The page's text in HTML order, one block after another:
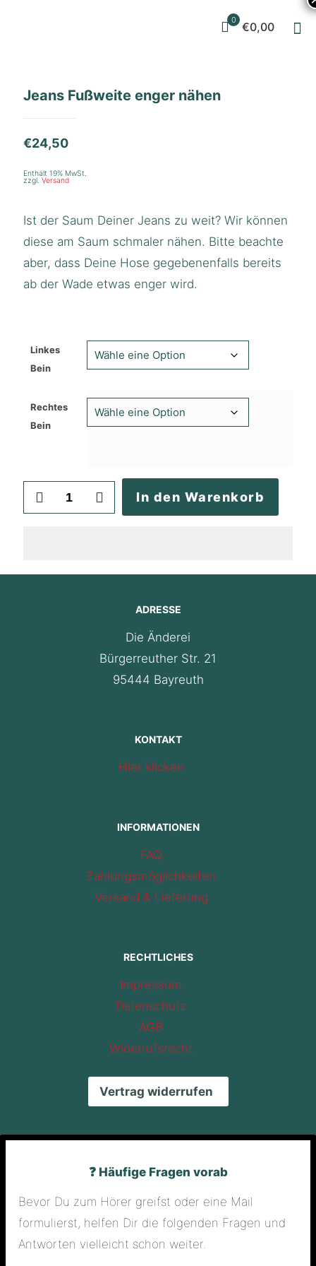
0 €0,00
Jeans Fußweite enger nähen
€24,50
Enthält 19% MwSt.
zzgl. Versand
Ist der Saum Deiner Jeans zu weit? Wir können
diese am Saum schmaler nähen. Bitte beachte
aber, dass Deine Hose gegebenenfalls bereits
ab der Wade etwas enger wird.
Linkes
Bein
Rechtes
Bein
Fußweite
enger
In den Warenkorb
ADRESSE
Die Änderei
Bürgerreuther Str. 21
95444 Bayreuth
KONTAKT
Hier klicken
INFORMATIONEN
FAQ
Zahlungsmöglichkeiten
Versand & Lieferung
RECHTLICHES
Impressum
Datenschutz
AGB
Widerrufsrecht
Vertrag widerrufen
❓ Häufige Fragen vorab
Bevor Du zum Hörer greifst oder eine Mail
formulierst, helfen Dir die folgenden Fragen und
Antworten vielleicht schon weiter.